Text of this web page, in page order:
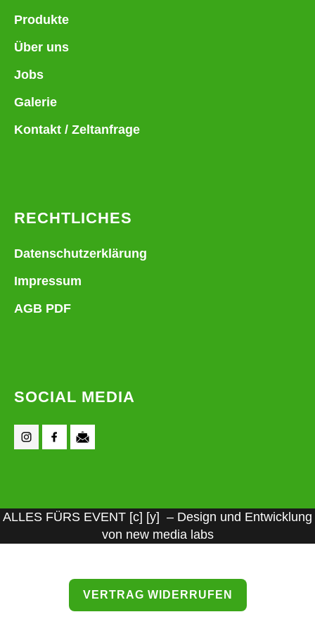
Produkte
Über uns
Jobs
Galerie
Kontakt / Zeltanfrage
RECHTLICHES
Datenschutzerklärung
Impressum
AGB PDF
SOCIAL MEDIA
ALLES FÜRS EVENT [c] [y] – Design und Entwicklung
von new media labs
VERTRAG WIDERRUFEN